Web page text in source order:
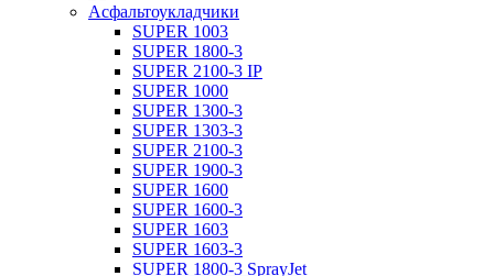
Асфальтоукладчики
SUPER 1003
SUPER 1800-3
SUPER 2100-3 IP
SUPER 1000
SUPER 1300-3
SUPER 1303-3
SUPER 2100-3
SUPER 1900-3
SUPER 1600
SUPER 1600-3
SUPER 1603
SUPER 1603-3
SUPER 1800-3 SprayJet